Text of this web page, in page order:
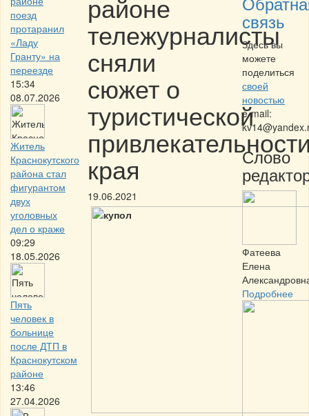
поезд
протаранил
«Ладу
Гранту» на
переезде
15:34
08.07.2026
Житель
Краснокутского
района стал
фигурантом
двух
уголовных
дел о краже
09:29
18.05.2026
Пять
человек в
больнице
после ДТП в
Краснокутском
районе
13:46
27.04.2026
районе
тележурналисты
сняли
сюжет о
туристической
края
19.06.2021
связь
Здесь вы
можете
поделиться
своей
новостью
e-mail:
Слово
Фатеева
Елена
Подробнее